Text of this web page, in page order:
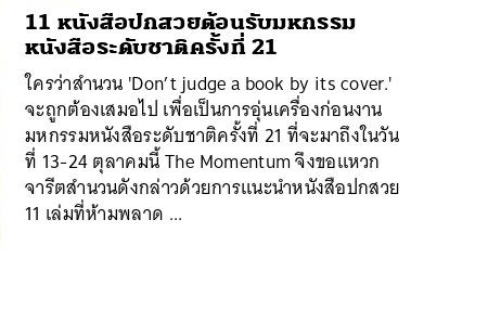
11 หนังสือปกสวยต้อนรับมหกรรม
หนังสือระดับชาติครั้งที่ 21
ใครว่าสำนวน 'Don’t judge a book by its cover.'
จะถูกต้องเสมอไป เพื่อเป็นการอุ่นเครื่องก่อนงาน
มหกรรมหนังสือระดับชาติครั้งที่ 21 ที่จะมาถึงในวัน
ที่ 13-24 ตุลาคมนี้ The Momentum จึงขอแหวก
จารีตสำนวนดังกล่าวด้วยการแนะนำหนังสือปกสวย
11 เล่มที่ห้ามพลาด ...